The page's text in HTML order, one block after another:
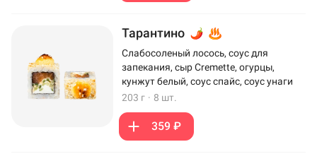
Тарантино
Слабосоленый лосось, соус для
запекания, сыр Cremette, огурцы,
кунжут белый, соус спайс, соус унаги
203 г · 8 шт.
359 ₽